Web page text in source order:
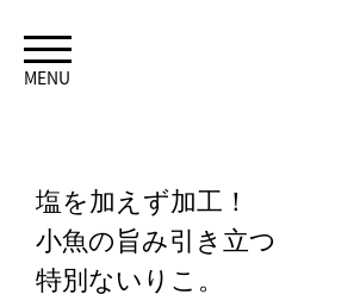
MENU
塩を加えず加工！
小魚の旨み引き立つ
特別ないりこ。